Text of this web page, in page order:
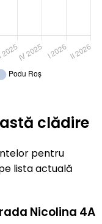
clădire
pentru
lista actuală
Nicolina 4A